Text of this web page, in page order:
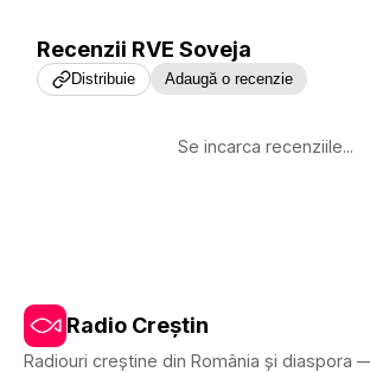
Recenzii RVE Soveja
Distribuie Adaugă o recenzie
Se incarca recenziile...
Radio Creștin
Radiouri creștine din România și diaspora